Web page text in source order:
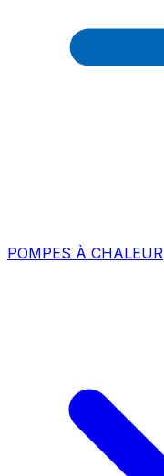
POMPES À CHALEUR